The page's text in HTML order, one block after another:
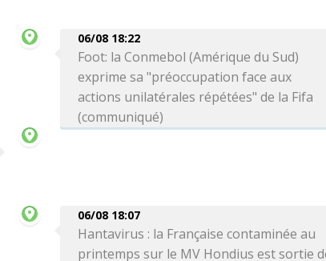
06/08 18:22
Foot: la Conmebol (Amérique du Sud)
exprime sa "préoccupation face aux
actions unilatérales répétées" de la Fifa
(communiqué)
06/08 18:07
Hantavirus : la Française contaminée au
printemps sur le MV Hondius est sortie